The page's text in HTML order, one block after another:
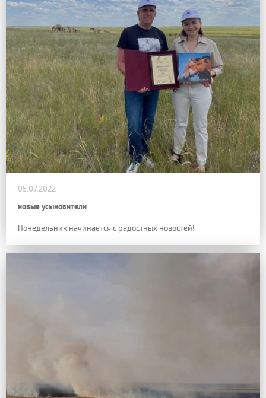
05.07.2022
новые усыновители
Понедельник начинается с радостных новостей!